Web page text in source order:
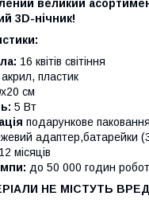
великий
3D-нічник!
16 квітів світіння
акрил, пластик
х20 см
5 Вт
подарункове
адаптер,батарейки
12 місяців
до 50 000 годин
НЕ МІСТУТЬ